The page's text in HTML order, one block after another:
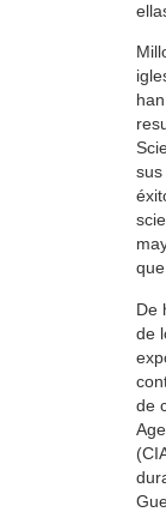
sus
De
de
de